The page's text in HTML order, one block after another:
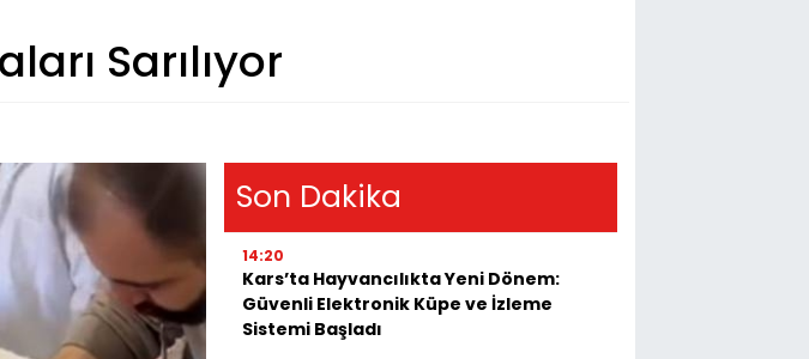
Sarılıyor
Son Dakika
14:20
Kars’ta Hayvancılıkta Yeni Dönem:
Güvenli Elektronik Küpe ve İzleme
Sistemi Başladı